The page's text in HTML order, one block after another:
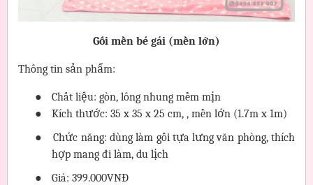
Gối mền bé gái (mền lớn)
Thông tin sản phẩm:
●
Chất liệu: gòn, lông nhung mềm mịn
●
Kích thước: 35 x 35 x 25 cm, , mền lớn (1.7m x 1m)
●
Chức năng: dùng làm gối tựa lưng văn phòng, thích
hợp mang đi làm, du lịch
●
Giá: 399.000VNĐ